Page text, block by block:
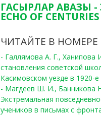
ГАСЫРЛАР АВАЗЫ -
ECHO OF
ЧИТАЙТЕ В НОМЕРЕ
- Галлямова А. Г.,
становления советской
Касимовском уезде в 1920-е
- Магдеев Ш. И., Банникова
Экстремальная
учеников в письмах с